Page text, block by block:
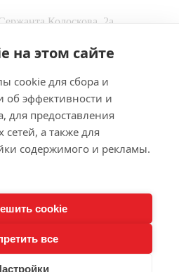
Колоскова, 2а
на этом сайте
cookie для сбора и
эффективности и
для предоставления
а также для
содержимого и рекламы.
cookie
все